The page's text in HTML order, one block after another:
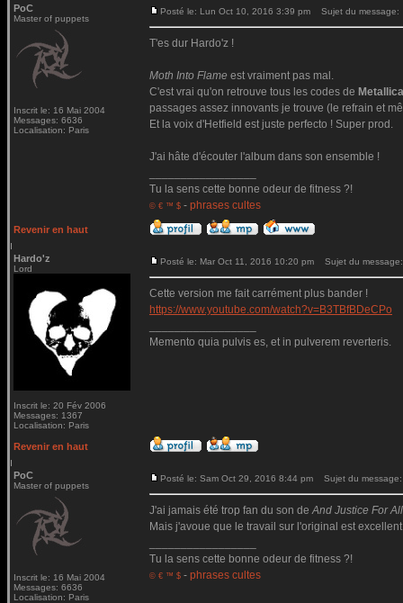
PoC
Master of puppets
Inscrit le: 16 Mai 2004
Messages: 6636
Localisation: Paris
Posté le: Lun Oct 10, 2016 3:39 pm Sujet du message:
T'es dur Hardo'z !
Moth Into Flame est vraiment pas mal.
C'est vrai qu'on retrouve tous les codes de Metallica
passages assez innovants je trouve (le refrain et
Et la voix d'Hetfield est juste perfecto ! Super prod.
J'ai hâte d'écouter l'album dans son ensemble !
Tu la sens cette bonne odeur de fitness ?!
© € ™ $ - phrases cultes
Revenir en haut
Hardo'z
Lord
Inscrit le: 20 Fév 2006
Messages: 1367
Localisation: Paris
Posté le: Mar Oct 11, 2016 10:20 pm Sujet du message:
Cette version me fait carrément plus bander !
https://www.youtube.com/watch?v=B3TBfBDeCPo
Memento quia pulvis es, et in pulverem reverteris.
Revenir en haut
PoC
Master of puppets
Inscrit le: 16 Mai 2004
Messages: 6636
Localisation: Paris
Posté le: Sam Oct 29, 2016 8:44 pm Sujet du message:
J'ai jamais été trop fan du son deAnd Justice For
Mais j'avoue que le travail sur l'original est
Tu la sens cette bonne odeur de fitness ?!
© € ™ $ - phrases cultes